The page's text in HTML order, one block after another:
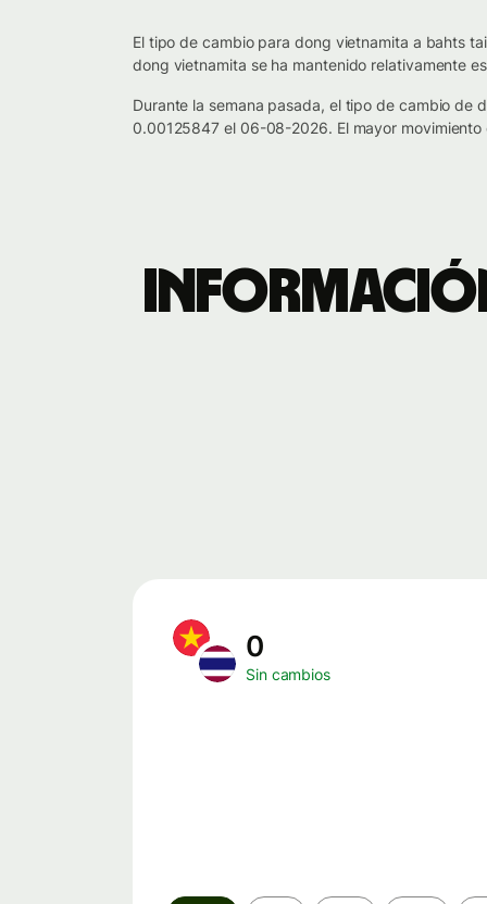
El tipo de cambio para dong vietnamita a bahts
dong vietnamita se ha mantenido relativamente
Durante la semana pasada, el tipo de cambio
0.00125847 el 06-08-2026. El mayor
0
Sin cambios